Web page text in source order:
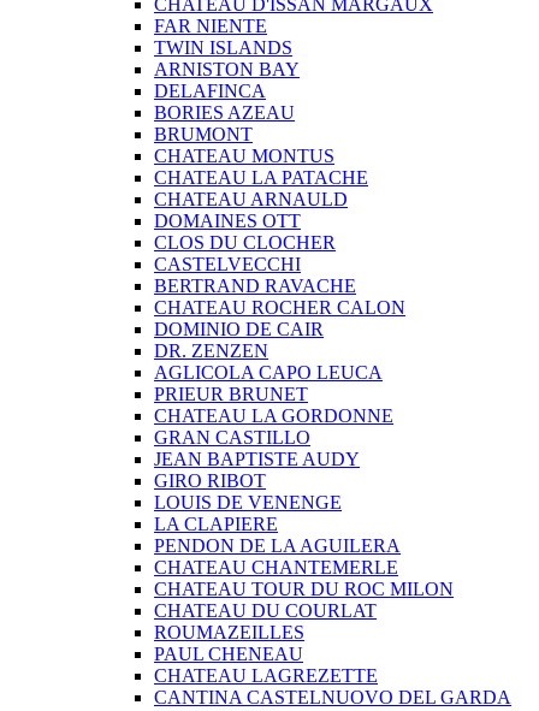
CHATEAU D'ISSAN MARGAUX
FAR NIENTE
TWIN ISLANDS
ARNISTON BAY
DELAFINCA
BORIES AZEAU
BRUMONT
CHATEAU MONTUS
CHATEAU LA PATACHE
CHATEAU ARNAULD
DOMAINES OTT
CLOS DU CLOCHER
CASTELVECCHI
BERTRAND RAVACHE
CHATEAU ROCHER CALON
DOMINIO DE CAIR
DR. ZENZEN
AGLICOLA CAPO LEUCA
PRIEUR BRUNET
CHATEAU LA GORDONNE
GRAN CASTILLO
JEAN BAPTISTE AUDY
GIRO RIBOT
LOUIS DE VENENGE
LA CLAPIERE
PENDON DE LA AGUILERA
CHATEAU CHANTEMERLE
CHATEAU TOUR DU ROC MILON
CHATEAU DU COURLAT
ROUMAZEILLES
PAUL CHENEAU
CHATEAU LAGREZETTE
CANTINA CASTELNUOVO DEL GARDA